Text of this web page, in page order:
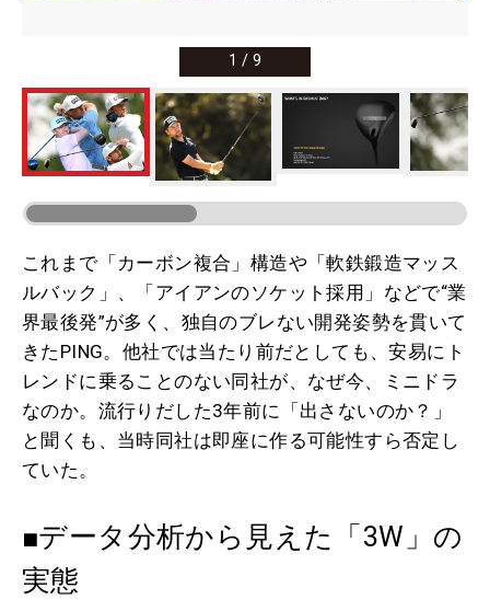
1 / 9
これまで「カーボン複合」構造や「軟鉄鍛造マッス
ルバック」、「アイアンのソケット採用」などで“業
界最後発”が多く、独自のブレない開発姿勢を貫いて
きたPING。他社では当たり前だとしても、安易にト
レンドに乗ることのない同社が、なぜ今、ミニドラ
なのか。流行りだした3年前に「出さないのか？」
と聞くも、当時同社は即座に作る可能性すら否定し
ていた。
■データ分析から見えた「3W」の
実態